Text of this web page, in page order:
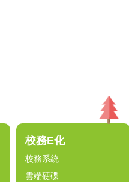
校務E化
校務系統
雲端硬碟